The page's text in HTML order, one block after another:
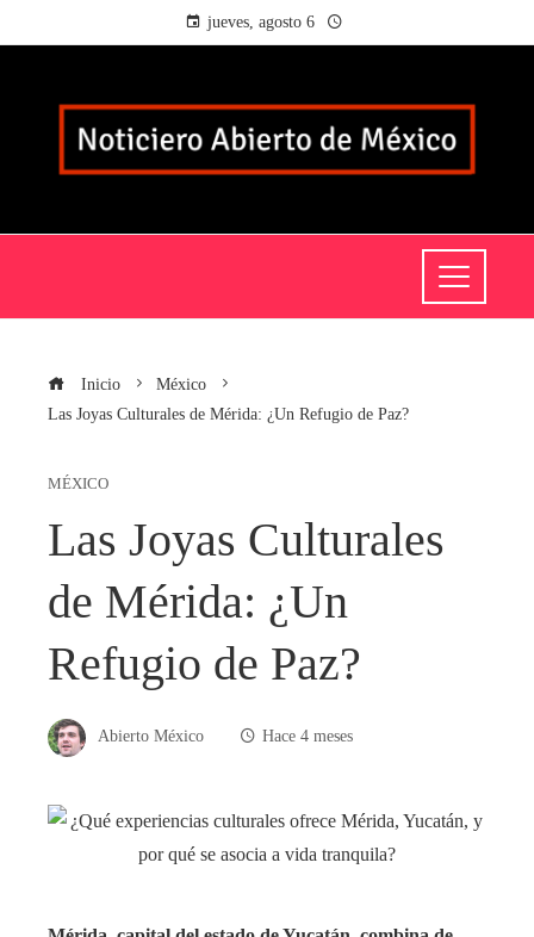
jueves, agosto 6
Inicio
México
Las Joyas Culturales de Mérida: ¿Un Refugio de Paz?
MÉXICO
Las Joyas Culturales
de Mérida: ¿Un
Refugio de Paz?
Abierto México Hace 4 meses